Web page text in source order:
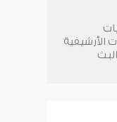
الأرشيفية